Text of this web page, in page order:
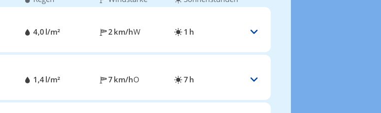
4,0 l/m² 2 km/hW 1 h
1,4 l/m² 7 km/hO 7 h